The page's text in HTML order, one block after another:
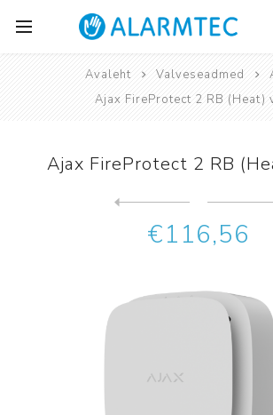
Avaleht Valveseadmed
Ajax FireProtect 2 RB (Heat)
Ajax FireProtect 2 RB
€116,56